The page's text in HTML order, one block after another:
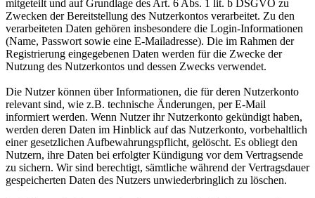
mitgeteilt und auf Grundlage des Art. 6 Abs. 1 lit. b DSGVO zu
Zwecken der Bereitstellung des Nutzerkontos verarbeitet. Zu den
verarbeiteten Daten gehören insbesondere die Login-Informationen
(Name, Passwort sowie eine E-Mailadresse). Die im Rahmen der
Registrierung eingegebenen Daten werden für die Zwecke der
Nutzung des Nutzerkontos und dessen Zwecks verwendet.
Die Nutzer können über Informationen, die für deren Nutzerkonto
relevant sind, wie z.B. technische Änderungen, per E-Mail
informiert werden. Wenn Nutzer ihr Nutzerkonto gekündigt haben,
werden deren Daten im Hinblick auf das Nutzerkonto, vorbehaltlich
einer gesetzlichen Aufbewahrungspflicht, gelöscht. Es obliegt den
Nutzern, ihre Daten bei erfolgter Kündigung vor dem Vertragsende
zu sichern. Wir sind berechtigt, sämtliche während der Vertragsdauer
gespeicherten Daten des Nutzers unwiederbringlich zu löschen.